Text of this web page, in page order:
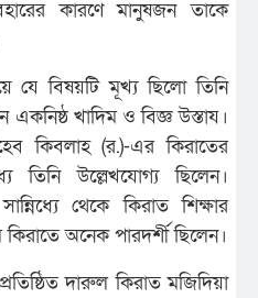
কারণে মানুষজন তাকে
যে বিষয়টি মূখ্য ছিলো তিনি
খাদিম ও বিজ্ঞ উস্তায।
কিবলাহ (র.)-এর কিরাতের
তিনি উল্লেখযোগ্য ছিলেন।
থেকে কিরাত শিক্ষার
অনেক পারদর্শী ছিলেন।
দারুল কিরাত মজিদিয়া